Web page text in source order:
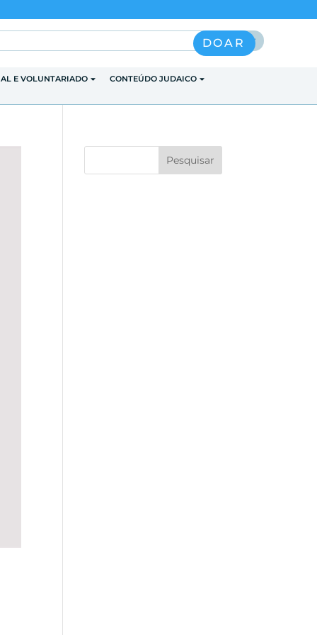
Pesquisar
DOAR
E VOLUNTARIADO CONTEÚDO JUDAICO